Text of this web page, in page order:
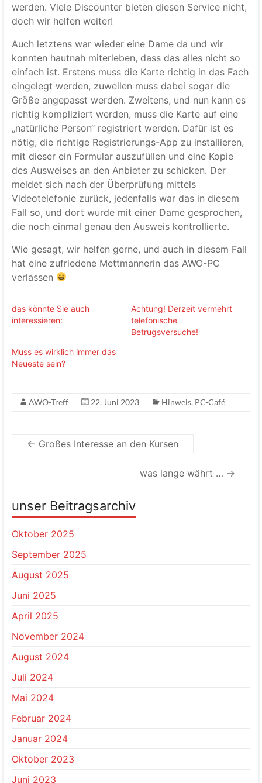
werden. Viele Discounter bieten diesen Service nicht,
doch wir helfen weiter!
Auch letztens war wieder eine Dame da und wir
konnten hautnah miterleben, dass das alles nicht so
einfach ist. Erstens muss die Karte richtig in das Fach
eingelegt werden, zuweilen muss dabei sogar die
Größe angepasst werden. Zweitens, und nun kann es
richtig kompliziert werden, muss die Karte auf eine
„natürliche Person“ registriert werden. Dafür ist es
nötig, die richtige Registrierungs-App zu installieren,
mit dieser ein Formular auszufüllen und eine Kopie
des Ausweises an den Anbieter zu schicken. Der
meldet sich nach der Überprüfung mittels
Videotelefonie zurück, jedenfalls war das in diesem
Fall so, und dort wurde mit einer Dame gesprochen,
die noch einmal genau den Ausweis kontrollierte.
Wie gesagt, wir helfen gerne, und auch in diesem Fall
hat eine zufriedene Mettmannerin das AWO-PC
verlassen
das könnte Sie auch
interessieren:
Achtung! Derzeit vermehrt
telefonische
Betrugsversuche!
Muss es wirklich immer das
Neueste sein?
AWO-Treff 22. Juni 2023 Hinweis, PC-Café
← Großes Interesse an den Kursen
was lange währt … →
unser Beitragsarchiv
Oktober 2025
September 2025
August 2025
Juni 2025
April 2025
November 2024
August 2024
Juli 2024
Mai 2024
Februar 2024
Januar 2024
Oktober 2023
Juni 2023